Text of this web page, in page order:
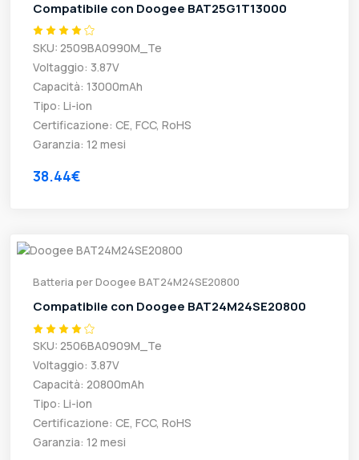
Compatibile con Doogee BAT25G1T13000
SKU: 2509BA0990M_Te
Voltaggio: 3.87V
Capacità: 13000mAh
Tipo: Li-ion
Certificazione: CE, FCC, RoHS
Garanzia: 12 mesi
38.44€
Batteria per Doogee BAT24M24SE20800
Compatibile con Doogee BAT24M24SE20800
SKU: 2506BA0909M_Te
Voltaggio: 3.87V
Capacità: 20800mAh
Tipo: Li-ion
Certificazione: CE, FCC, RoHS
Garanzia: 12 mesi